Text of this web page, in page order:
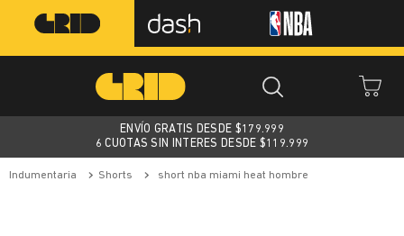
ENVÍO GRATIS DESDE $179.999
6 CUOTAS SIN INTERES DESDE $119.999
indumentaria shorts short nba miami heat hombre